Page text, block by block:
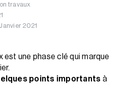
travaux
2021
est une phase clé qui marque
points importants à